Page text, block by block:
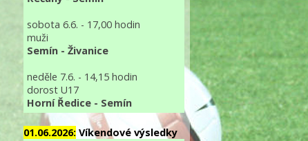
sobota 6.6. - 17,00 hodin
muži
Semín - Živanice
neděle 7.6. - 14,15 hodin
dorost U17
Horní Ředice - Semín
01.06.2026: Víkendové výsledky